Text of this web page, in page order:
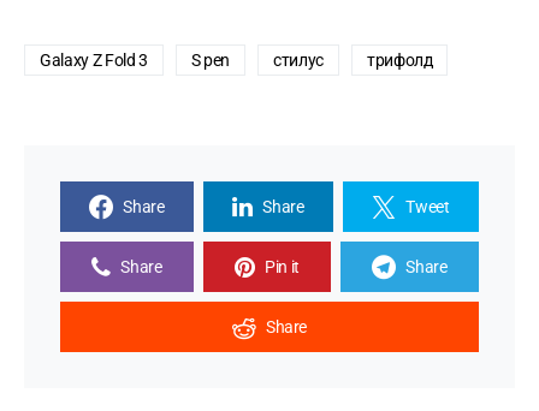
Galaxy Z Fold 3 S pen стилус трифолд
Share Share Tweet
Share Pin it Share
Share